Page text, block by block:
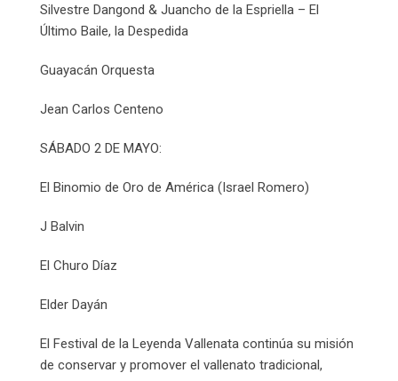
Silvestre Dangond & Juancho de la Espriella – El
Último Baile, la Despedida
Guayacán Orquesta
Jean Carlos Centeno
SÁBADO 2 DE MAYO:
El Binomio de Oro de América (Israel Romero)
J Balvin
El Churo Díaz
Elder Dayán
El Festival de la Leyenda Vallenata continúa su misión
de conservar y promover el vallenato tradicional,